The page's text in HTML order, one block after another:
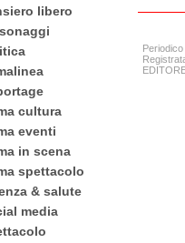
libero
cultura
eventi
in scena
spettacolo
& salute
media